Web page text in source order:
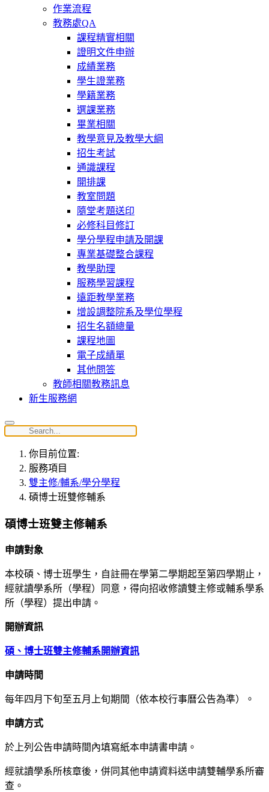
作業流程
教務處QA
課程精實相關
證明文件申辦
成績業務
學生證業務
學籍業務
選課業務
畢業相關
教學意見及教學大綱
招生考試
通識課程
開排課
教室問題
隨堂考題送印
必修科目修訂
學分學程申請及開課
專業基礎整合課程
教學助理
服務學習課程
遠距教學業務
增設調整院系及學位學程
招生名額總量
課程地圖
電子成績單
其他問答
教師相關教務訊息
新生服務網
你目前位置:
服務項目
雙主修/輔系/學分學程
碩博士班雙修輔系
碩博士班雙主修輔系
申請對象
本校碩、博士班學生，自註冊在學第二學期起至第四學期止，
經就讀學系所（學程）同意，得向招收修讀雙主修或輔系學系
所（學程）提出申請。
開辦資訊
碩、博士班雙主修輔系開辦資訊
申請時間
每年四月下旬至五月上旬期間（依本校行事曆公告為準）。
申請方式
於上列公告申請時間內填寫紙本申請書申請。
經就讀學系所核章後，併同其他申請資料送申請雙輔學系所審
查。